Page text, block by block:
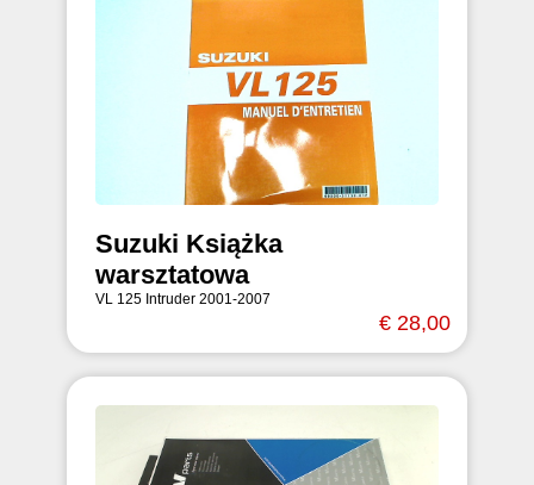
Suzuki Książka
warsztatowa
VL 125 Intruder 2001-2007
€ 28,00